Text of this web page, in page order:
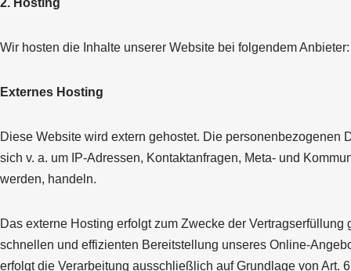
2. Hosting
Wir hosten die Inhalte unserer Website bei folgendem Anbieter:
Externes Hosting
Diese Website wird extern gehostet. Die personenbezogenen
sich v. a. um IP-Adressen, Kontaktanfragen, Meta- und
werden, handeln.
Das externe Hosting erfolgt zum Zwecke der
schnellen und effizienten Bereitstellung unseres Online-
erfolgt die Verarbeitung ausschließlich auf Grundlage von Art.